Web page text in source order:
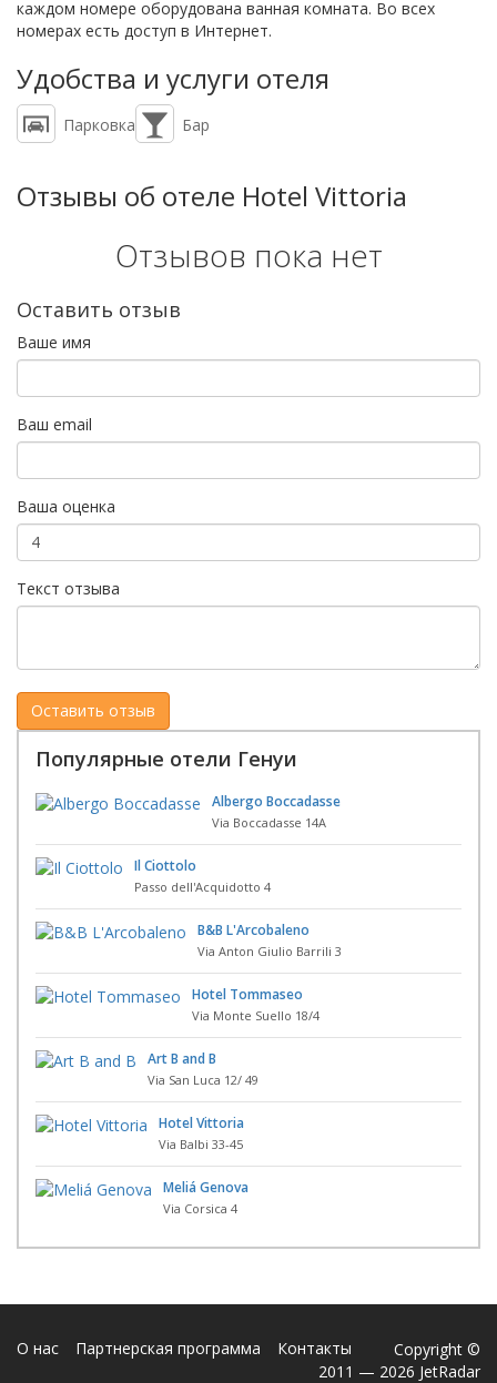
каждом номере оборудована ванная комната. Во всех
номерах есть доступ в Интернет.
Удобства и услуги отеля
Парковка Бар
Отзывы об отеле Hotel Vittoria
Отзывов пока нет
Оставить отзыв
Ваше имя
Ваш email
Ваша оценка
Текст отзыва
Популярные отели Генуи
Albergo Boccadasse
Via Boccadasse 14A
Il Ciottolo
Passo dell'Acquidotto 4
B&B L'Arcobaleno
Via Anton Giulio Barrili 3
Hotel Tommaseo
Via Monte Suello 18/4
Art B and B
Via San Luca 12/ 49
Hotel Vittoria
Via Balbi 33-45
Meliá Genova
Via Corsica 4
О нас Партнерская программа Контакты
Copyright ©
2011 — 2026 JetRadar